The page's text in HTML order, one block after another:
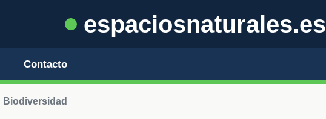
espaciosnaturales.es
Contacto
Biodiversidad